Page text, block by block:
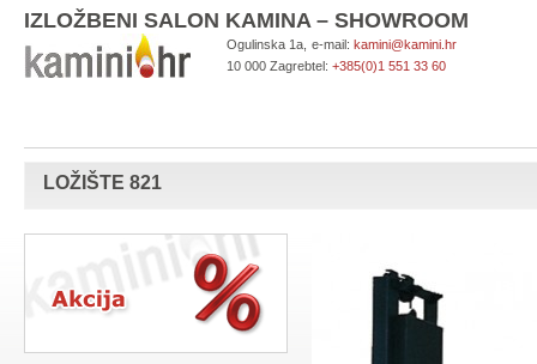
IZLOŽBENI SALON KAMINA – SHOWROOM
Ogulinska 1a,
10 000 Zagreb
e-mail: kamini@kamini.hr
tel: +385(0)1 551 33 60
LOŽIŠTE 821